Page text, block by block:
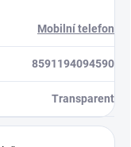
Mobilní telefon
8591194094590
Transparent